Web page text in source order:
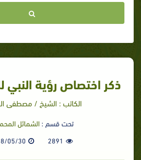
ذكر اختصاص رؤية النبي
الكاتب : الشيخ / مصطفى
تحت قسم : الشمائل
2891
05/30